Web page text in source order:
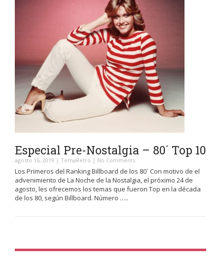
Especial Pre-Nostalgia – 80´ Top 10
agosto 16, 2019 | TemaRetro | No Comments
Los Primeros del Ranking Billboard de los 80´ Con motivo de el
advenimiento de La Noche de la Nostalgia, el próximo 24 de
agosto, les ofrecemos los temas que fueron Top en la década
de los 80, según Billboard. Número …..